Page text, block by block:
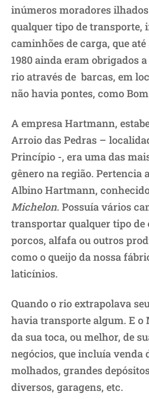
inúmeros moradores
qualquer tipo de transporte,
caminhões de carga, que até
1980 ainda eram obrigados
rio através de barcas, em
não havia pontes, como
A empresa Hartmann,
Arroio das Pedras –
Princípio -, era uma das
gênero na região. Pertencia
Albino Hartmann,
Michelon. Possuía vários
transportar qualquer tipo de
porcos, alfafa ou outros
como o queijo da nossa
laticínios.
Quando o rio extrapolava
havia transporte algum. E o
da sua toca, ou melhor, de
negócios, que incluía venda
molhados, grandes
diversos, garagens, etc.